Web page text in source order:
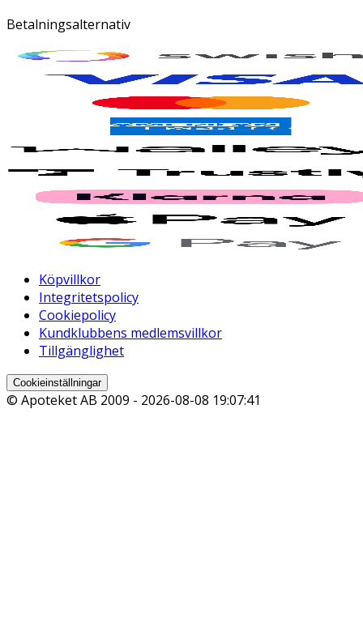
Betalningsalternativ
Köpvillkor
Integritetspolicy
Cookiepolicy
Kundklubbens medlemsvillkor
Tillgänglighet
Cookieinställningar
© Apoteket AB 2009 - 2026-08-08 19:07:41